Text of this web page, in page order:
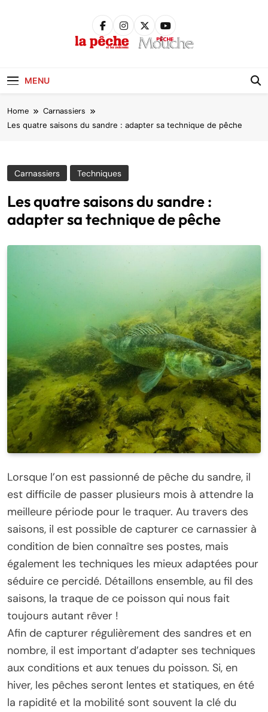
MENU
Home Carnassiers
Les quatre saisons du sandre : adapter sa technique de pêche
Carnassiers Techniques
Les quatre saisons du sandre :
adapter sa technique de pêche
Lorsque l’on est passionné de pêche du sandre, il
est difficile de passer plusieurs mois à attendre la
meilleure période pour le traquer. Au travers des
saisons, il est possible de capturer ce carnassier à
condition de bien connaître ses postes, mais
également les techniques les mieux adaptées pour
séduire ce percidé. Détaillons ensemble, au fil des
saisons, la traque de ce poisson qui nous fait
toujours autant rêver !
Afin de capturer régulièrement des sandres et en
nombre, il est important d’adapter ses techniques
aux conditions et aux tenues du poisson. Si, en
hiver, les pêches seront lentes et statiques, en été
la rapidité et la mobilité sont souvent la clé du